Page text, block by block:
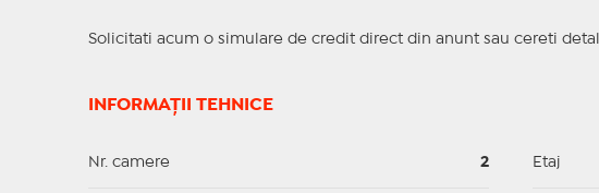
Solicitati acum o simulare de credit direct din anunt sau cereti
INFORMAȚII TEHNICE
Nr. camere 2 Etaj